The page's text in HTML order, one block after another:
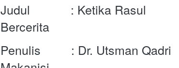
Judul            : Ketika Rasul
Bercerita
Penulis         : Dr. Utsman Qadri